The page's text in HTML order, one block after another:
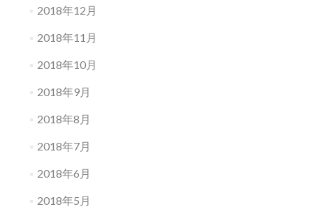
2018年12月
2018年11月
2018年10月
2018年9月
2018年8月
2018年7月
2018年6月
2018年5月